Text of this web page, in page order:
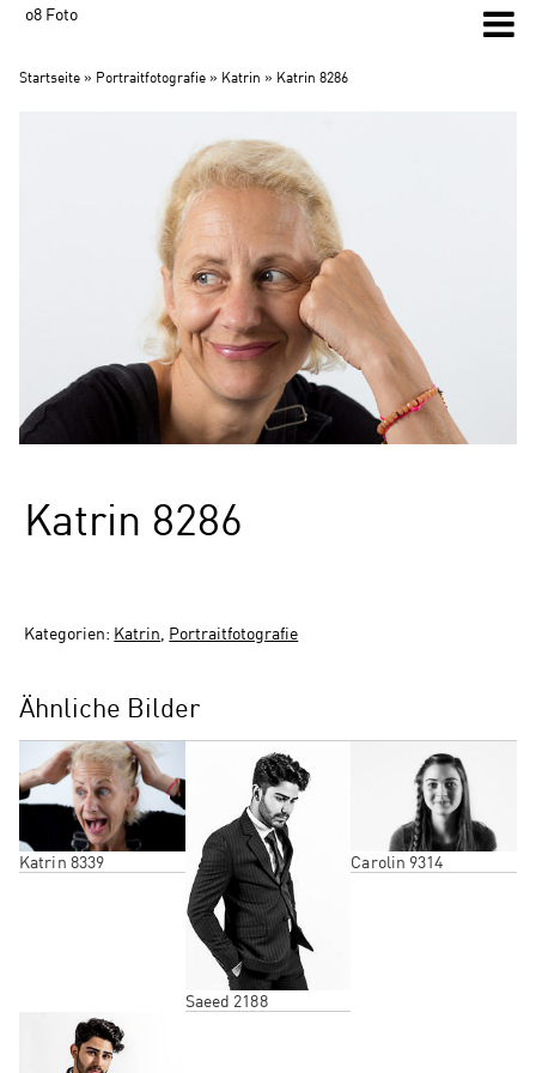
o8 Foto
Startseite » Portraitfotografie » Katrin » Katrin 8286
Katrin 8286
Kategorien: Katrin Portraitfotografie
Ähnliche Bilder
Katrin 8339
Saeed 2188
Carolin 9314